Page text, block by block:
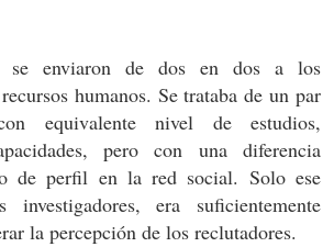
se enviaron de dos en dos a los
humanos. Se trataba de un par
equivalente nivel de estudios,
pero con una diferencia
de perfil en la red social. Solo ese
era suficientemente
la percepción de los reclutadores.